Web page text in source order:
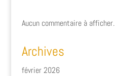
Aucun commentaire à afficher.
Archives
février 2026